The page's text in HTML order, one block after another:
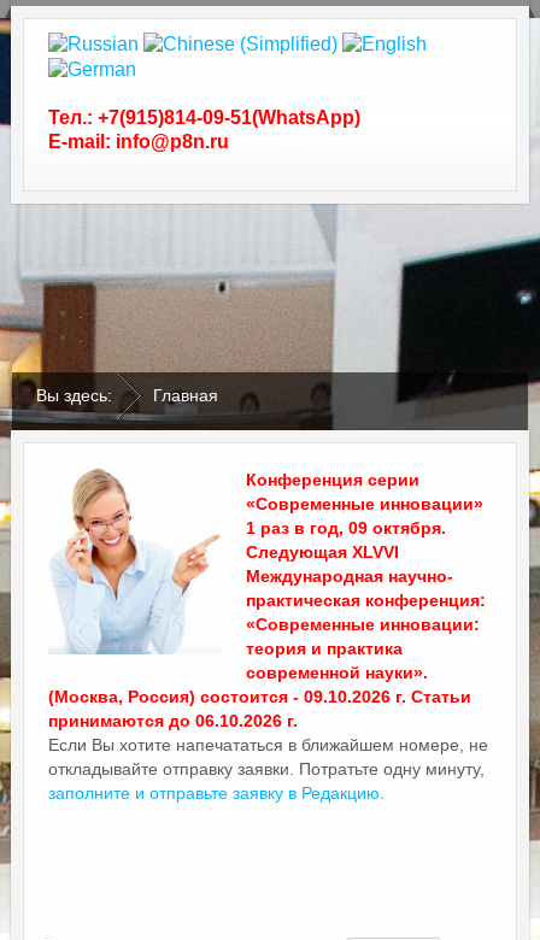
Тел.: +7(915)814-09-51(WhatsApp)
E-mail: info@p8n.ru
Вы здесь: Главная
Конференция серии
«Современные инновации»
1 раз в год, 09 октября.
Следующая XLVVI
Международная научно-
практическая конференция:
«Современные инновации:
теория и практика
современной науки».
(Москва, Россия) состоится - 09.10.2026 г. Статьи
принимаются до 06.10.2026 г.
Если Вы хотите напечататься в ближайшем номере, не
откладывайте отправку заявки. Потратьте одну минуту,
заполните и отправьте заявку в Редакцию.